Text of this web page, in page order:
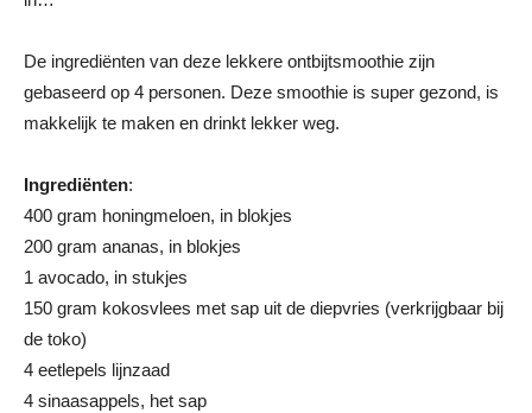
De ingrediënten van deze lekkere ontbijtsmoothie zijn
gebaseerd op 4 personen. Deze smoothie is super gezond, is
makkelijk te maken en drinkt lekker weg.
Ingrediënten:
400 gram honingmeloen, in blokjes
200 gram ananas, in blokjes
1 avocado, in stukjes
150 gram kokosvlees met sap uit de diepvries (verkrijgbaar bij
de toko)
4 eetlepels lijnzaad
4 sinaasappels, het sap